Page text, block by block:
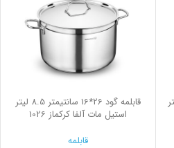
لیتر
قابلمه گود 26*16 سانتیمتر 8.5 لیتر
استیل مات آلفا کرکماز 1026
قابلمه